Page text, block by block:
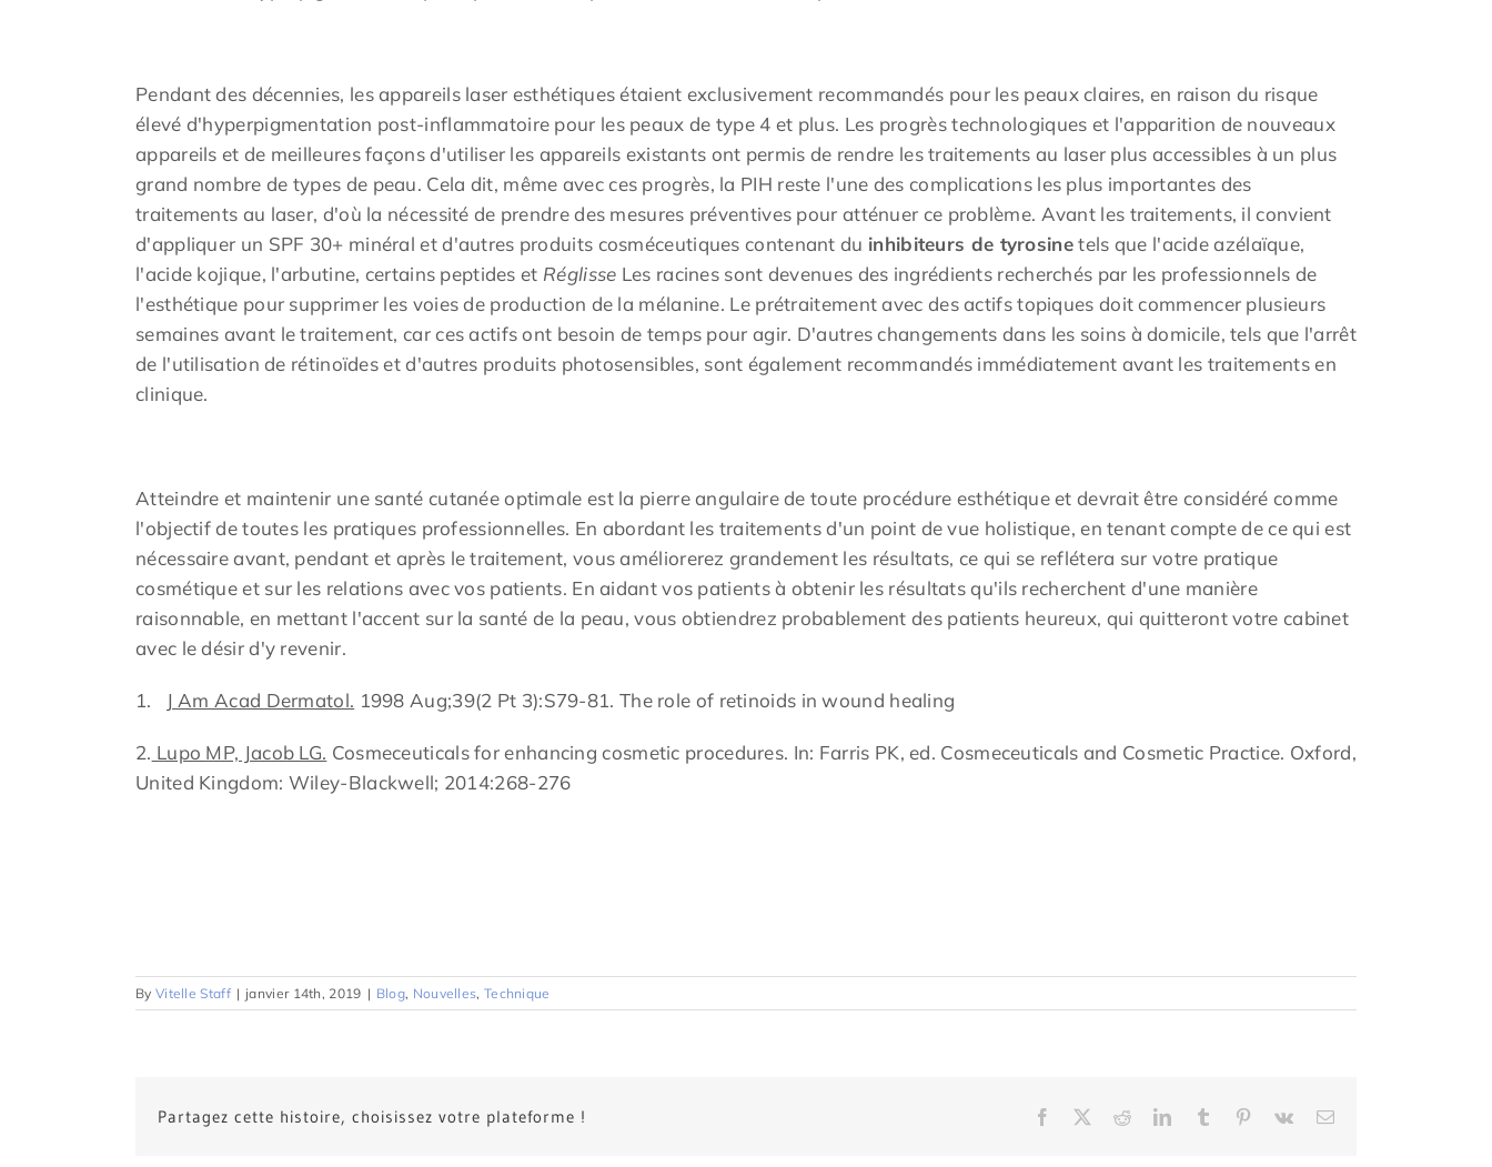
Pendant des décennies, les appareils laser esthétiques étaient exclusivement recommandés pour les peaux claires, en raison du risque
élevé d'hyperpigmentation post-inflammatoire pour les peaux de type 4 et plus. Les progrès technologiques et l'apparition de nouveaux
appareils et de meilleures façons d'utiliser les appareils existants ont permis de rendre les traitements au laser plus accessibles à un plus
grand nombre de types de peau. Cela dit, même avec ces progrès, la PIH reste l'une des complications les plus importantes des
traitements au laser, d'où la nécessité de prendre des mesures préventives pour atténuer ce problème. Avant les traitements, il convient
d'appliquer un SPF 30+ minéral et d'autres produits cosméceutiques contenant du inhibiteurs de tyrosinetels que l'acide azélaïque,
l'acide kojique, l'arbutine, certains peptides et Réglisse Les racines sont devenues des ingrédients recherchés par les professionnels de
l'esthétique pour supprimer les voies de production de la mélanine. Le prétraitement avec des actifs topiques doit commencer plusieurs
semaines avant le traitement, car ces actifs ont besoin de temps pour agir. D'autres changements dans les soins à domicile, tels que l'arrêt
de l'utilisation de rétinoïdes et d'autres produits photosensibles, sont également recommandés immédiatement avant les traitements en
clinique.
Atteindre et maintenir une santé cutanée optimale est la pierre angulaire de toute procédure esthétique et devrait être considéré comme
l'objectif de toutes les pratiques professionnelles. En abordant les traitements d'un point de vue holistique, en tenant compte de ce qui est
nécessaire avant, pendant et après le traitement, vous améliorerez grandement les résultats, ce qui se reflétera sur votre pratique
cosmétique et sur les relations avec vos patients. En aidant vos patients à obtenir les résultats qu'ils recherchent d'une manière
raisonnable, en mettant l'accent sur la santé de la peau, vous obtiendrez probablement des patients heureux, qui quitteront votre cabinet
avec le désir d'y revenir.
1. J Am Acad Dermatol. 1998 Aug;39(2 Pt 3):S79-81. The role of retinoids in wound healing
2. Lupo MP, Jacob LG. Cosmeceuticals for enhancing cosmetic procedures. In: Farris PK, ed. Cosmeceuticals and Cosmetic Practice. Oxford,
United Kingdom: Wiley-Blackwell; 2014:268-276
By Vitelle Staff | janvier 14th, 2019 | Blog, Nouvelles, Technique
Partagez cette histoire, choisissez votre plateforme ! Facebook RedditLinkedInTumblr Pinterest
Vk Email